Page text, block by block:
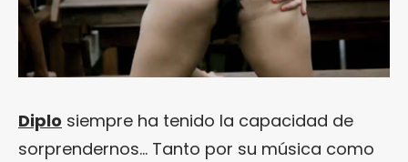
Diplo siempre ha tenido la capacidad de
sorprendernos… Tanto por su música como